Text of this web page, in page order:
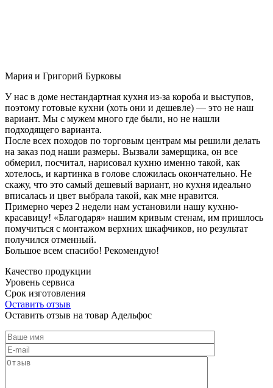
Мария и Григорий Бурковы
У нас в доме нестандартная кухня из-за короба и выступов,
поэтому готовые кухни (хоть они и дешевле) — это не наш
вариант. Мы с мужем много где были, но не нашли
подходящего варианта.
После всех походов по торговым центрам мы решили делать
на заказ под наши размеры. Вызвали замерщика, он все
обмерил, посчитал, нарисовал кухню именно такой, как
хотелось, и картинка в голове сложилась окончательно. Не
скажу, что это самый дешевый вариант, но кухня идеально
вписалась и цвет выбрала такой, как мне нравится.
Примерно через 2 недели нам установили нашу кухню-
красавицу! «Благодаря» нашим кривым стенам, им пришлось
помучиться с монтажом верхних шкафчиков, но результат
получился отменный.
Большое всем спасибо! Рекомендую!
Качество продукции
Уровень сервиса
Срок изготовления
Оставить отзыв
Оставить отзыв на товар Адельфос